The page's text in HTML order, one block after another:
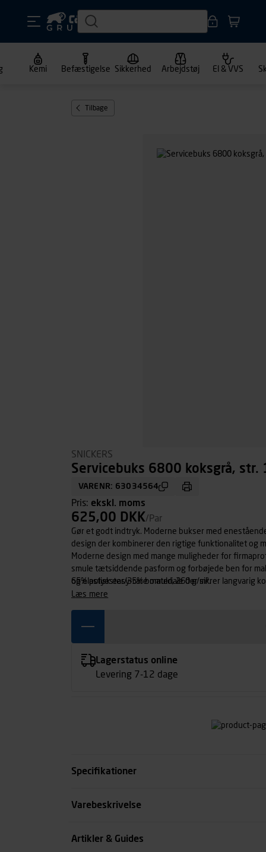
Kemi Befæstigelse Sikkerhed Arbejdstøj El & VVS
Tilbage
SNICKERS
Servicebuks 6800 koksgrå, str.
VARENR: 63034564
Pris: ekskl. moms
625,00 DKK/Par
Gør et godt indtryk. Moderne bukser med
design der kombinerer den rigtige funktionalitet og
Moderne design med mange muligheder for
smule tætsiddende pasform og forbøjede ben for
og elastisk easy-care materiale der sikrer langvarig
med mobiltelefonlomme og lettilgængelig lomme til
65% polyester/35% bomuld, 260 g/m².
læs mere
Lagerstatus online
Levering 7-12 dage
Specifikationer
Størrelse
Varebeskrivelse
Artikler & Guides